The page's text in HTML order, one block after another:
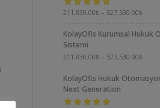
5 üzerinden
211,830.00₺ – 527,530.00₺
KolayOfis Kurumsal Hukuk
Sistemi
211,830.00₺ – 527,530.00₺
KolayOfis Hukuk
Next Generation